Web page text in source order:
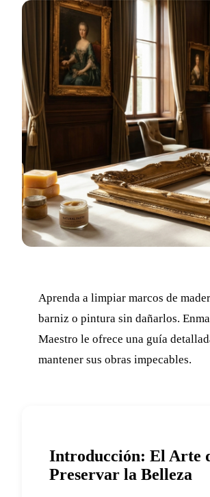
Aprenda a limpiar marcos de
barniz o pintura sin dañarlos.
Maestro le ofrece una guía
mantener sus obras impecables.
Introducción: El Arte
Preservar la Belleza